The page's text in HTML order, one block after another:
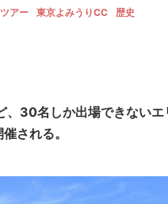
アー 東京よみうりCC 歴史
30名しか出場できない
される。